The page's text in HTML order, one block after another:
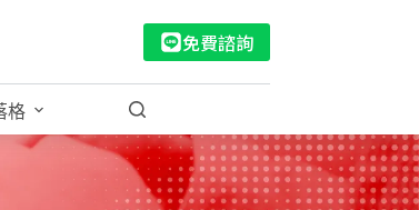
免費諮詢
格